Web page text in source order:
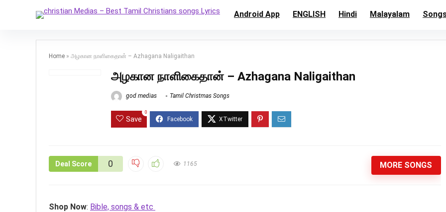
Android App ENGLISH Hindi Malayalam
Home » அழகான நாளிகைதான் – Azhagana Naligaithan
அழகான நாளிகைதான் – Azhagana Naligaithan
god medias Tamil Christmas Songs
Save
0
Deal Score 0 1165 MORE SONGS
Shop Now: Bible, songs & etc